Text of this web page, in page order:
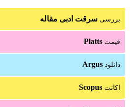
بررسی سرقت ادبی مقاله
قیمت Platts
دانلود Argus
اکانت Scopus